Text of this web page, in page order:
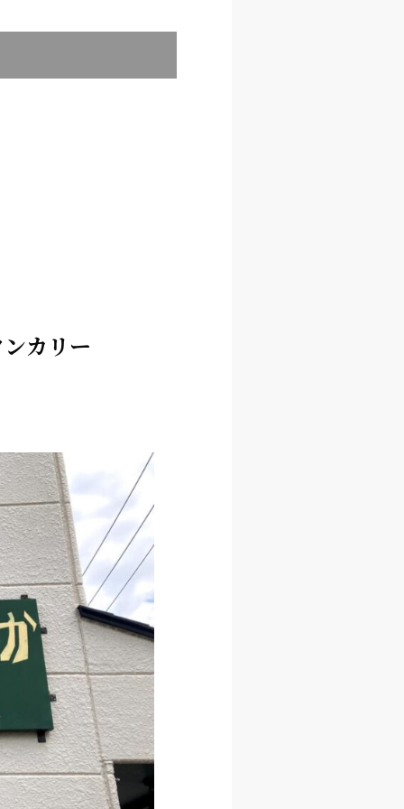
カリー